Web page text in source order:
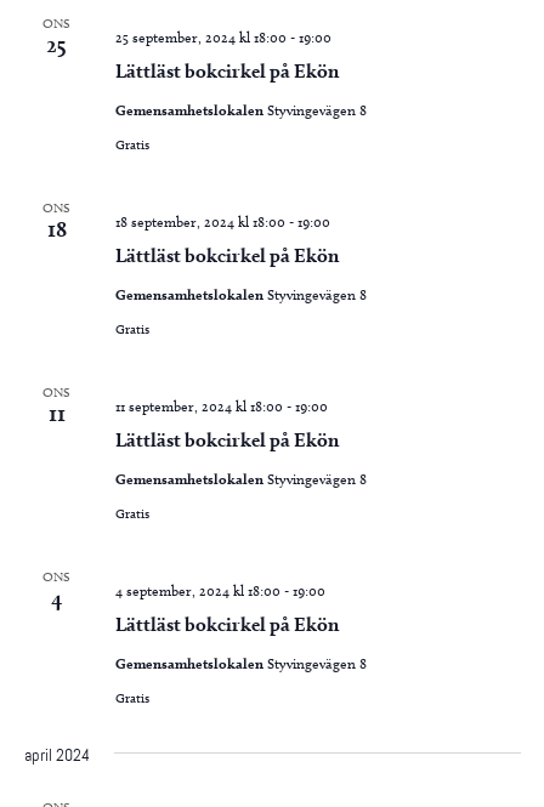
ONS
25
Lättläst bokcirkel på Ekön
25 september, 2024 kl 18:00 - 19:00
Gemensamhetslokalen Styvingevägen 8
Gratis
ONS
18
Lättläst bokcirkel på Ekön
18 september, 2024 kl 18:00 - 19:00
Gemensamhetslokalen Styvingevägen 8
Gratis
ONS
11
Lättläst bokcirkel på Ekön
11 september, 2024 kl 18:00 - 19:00
Gemensamhetslokalen Styvingevägen 8
Gratis
ONS
4
Lättläst bokcirkel på Ekön
4 september, 2024 kl 18:00 - 19:00
Gemensamhetslokalen Styvingevägen 8
Gratis
april 2024